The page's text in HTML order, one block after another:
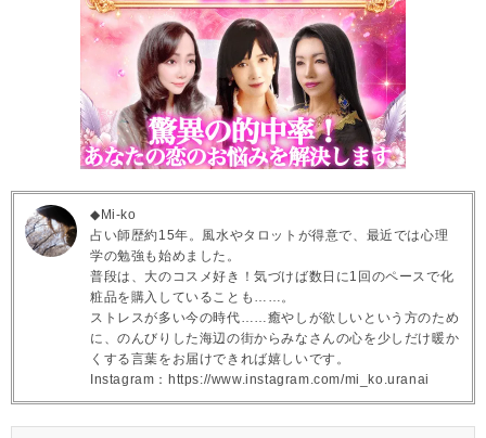
◆Mi-ko
占い師歴約15年。風水やタロットが得意で、最近では心理
学の勉強も始めました。
普段は、大のコスメ好き！気づけば数日に1回のペースで化
粧品を購入していることも……。
ストレスが多い今の時代……癒やしが欲しいという方のため
に、のんびりした海辺の街からみなさんの心を少しだけ暖か
くする言葉をお届けできれば嬉しいです。
Instagram：https://www.instagram.com/mi_ko.uranai